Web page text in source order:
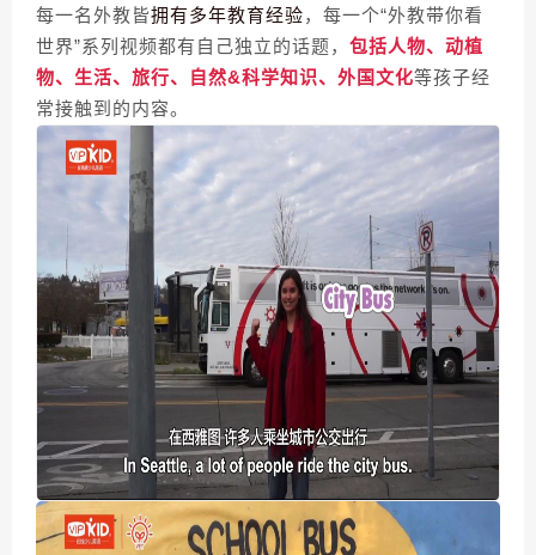
每一名外教皆拥有多年教育经验，每一个“外教带你看
世界”系列视频都有自己独立的话题， 包括人物、动植
物、生活、旅行、自然&科学知识、外国文化等孩子经
常接触到的内容。